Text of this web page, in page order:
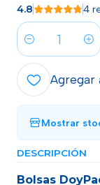
4.8 4
Cantidad
Agregar
Mostrar
DESCRIPCIÓN
Bolsas